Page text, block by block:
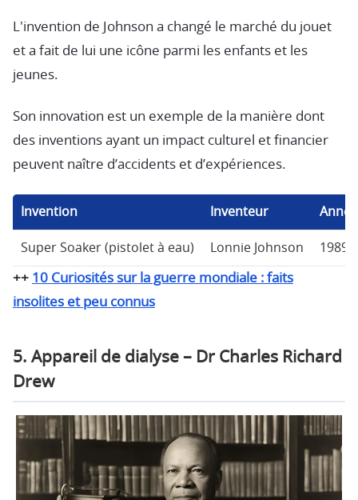
L'invention de Johnson a changé le marché du jouet
et a fait de lui une icône parmi les enfants et les
jeunes.
Son innovation est un exemple de la manière dont
des inventions ayant un impact culturel et financier
peuvent naître d’accidents et d’expériences.
Invention Inventeur
Super Soaker (pistolet à eau) Lonnie Johnson 1989
++ 10 Curiosités sur la guerre mondiale : faits
insolites et peu connus
5. Appareil de dialyse – Dr Charles Richard
Drew